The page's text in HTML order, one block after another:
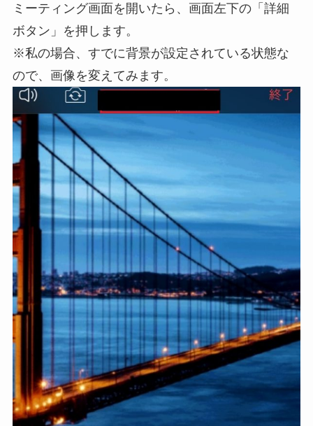
ミーティング画面を開いたら、画面左下の「詳細
ボタン」を押します。
※私の場合、すでに背景が設定されている状態な
ので、画像を変えてみます。